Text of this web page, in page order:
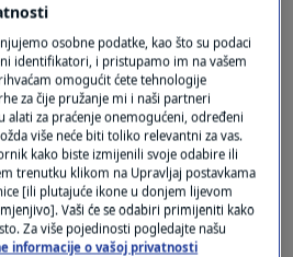
govori u Saboru: Od izjave
naroda presušuje" do
živjeti u Zabranistanu"
tra.| 1
osobne podatke, kao što su podaci
identifikatori, i pristupamo im na vašem
omogućit ćete tehnologije
za čije pružanje mi i naši partneri
alati za praćenje onemogućeni, određeni
više neće biti toliko relevantni za vas.
kako biste izmijenili svoje odabire ili
trenutku klikom na Upravljaj postavkama
[ili plutajuće ikone u donjem lijevom
Vaši će se odabiri primijeniti kako
Za više pojedinosti pogledajte našu
informacije o vašoj privatnosti